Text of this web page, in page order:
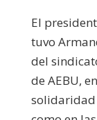
El
tuvo
del
de AEBU,
solidaridad